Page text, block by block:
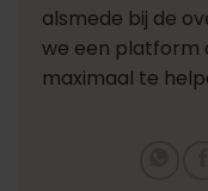
alsmede bij de
we een platform
maximaal te